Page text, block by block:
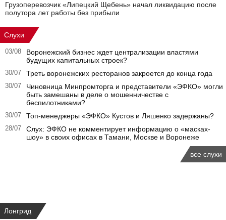
Грузоперевозчик «Липецкий Щебень» начал ликвидацию после
полутора лет работы без прибыли
Слухи
03/08
Воронежский бизнес ждет централизации властями
будущих капитальных строек?
30/07 Треть воронежских ресторанов закроется до конца года
30/07
Чиновница Минпромторга и представители «ЭФКО» могли
быть замешаны в деле о мошенничестве с
беспилотниками?
30/07 Топ-менеджеры «ЭФКО» Кустов и Ляшенко задержаны?
28/07
Слух: ЭФКО не комментирует информацию о «масках-
шоу» в своих офисах в Тамани, Москве и Воронеже
все слухи
Лонгрид